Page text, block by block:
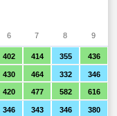
402 414 355 436
430 464 332 346
420 477 582 616
346 343 346 380
6 7 8 9